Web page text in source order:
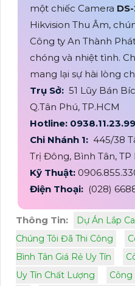
một chiếc Camera
Hikvision Thu Âm,
Công ty An Thành
chóng và nhiệt tình.
mang lại sự hài lòng
Trụ Sở: 51 Lũy Bán
Q.Tân Phú, TP.HCM
Hotline: 0938.11.23.99
Chi Nhánh 1: 445/38
Trị Đông, Bình Tân, TP
Kỹ Thuật:
Điện Thoại: (028)
Thông Tin:
Dự Án Lắp
Chúng Tôi Đã Thi Công
Bình Tân Giá Rẻ Uy Tín
Uy Tín Chất Lượng
Công